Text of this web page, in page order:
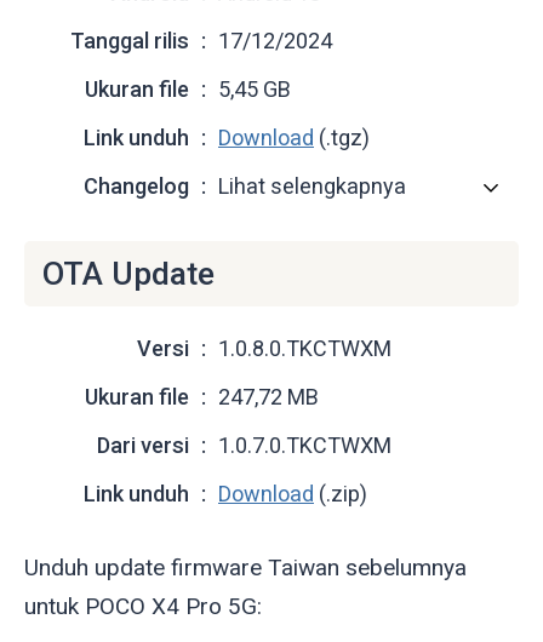
Tanggal rilis
17/12/2024
Ukuran file
5,45 GB
Link unduh
Download (.tgz)
Changelog
Lihat selengkapnya
OTA Update
Versi
1.0.8.0.TKCTWXM
Ukuran file
247,72 MB
Dari versi
1.0.7.0.TKCTWXM
Link unduh
Download (.zip)
Unduh update firmware Taiwan sebelumnya
untuk POCO X4 Pro 5G: